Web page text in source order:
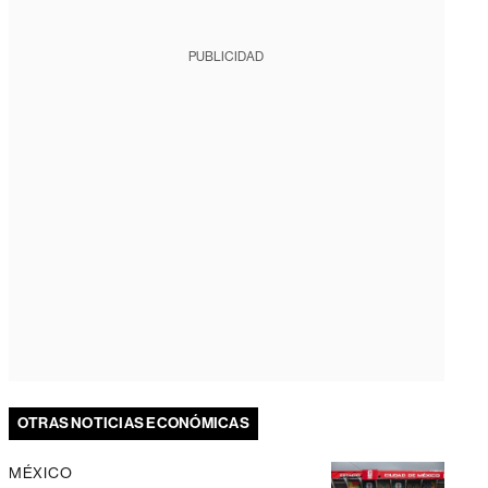
PUBLICIDAD
OTRAS NOTICIAS ECONÓMICAS
MÉXICO